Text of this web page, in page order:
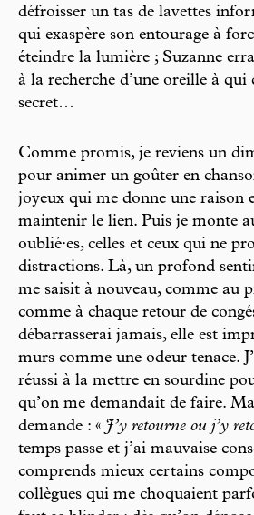
défroisser un tas de lavettes
qui exaspère son entourage à
éteindre la lumière ; Suzanne
à la recherche d’une oreille à qui
secret…
Comme promis, je reviens un
pour animer un goûter en
joyeux qui me donne une raison
maintenir le lien. Puis je monte
oublié·es, celles et ceux qui ne
distractions. Là, un profond
me saisit à nouveau, comme au
comme à chaque retour de
débarrasserai jamais, elle est
murs comme une odeur tenace.
réussi à la mettre en sourdine
qu’on me demandait de faire.
demande : « J’y retourne ou j’y
temps passe et j’ai mauvaise
comprends mieux certains
collègues qui me choquaient